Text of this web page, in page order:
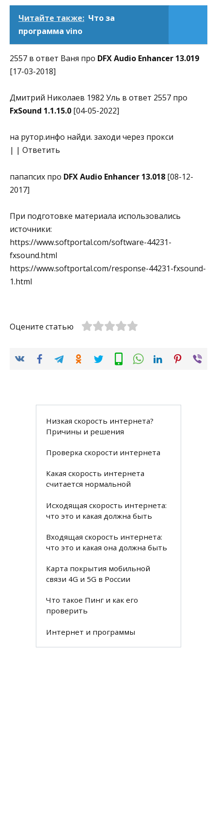
Читайте также: Что за
программа vino
2557 в ответ Ваня про DFX Audio Enhancer 13.019
[17-03-2018]
Дмитрий Николаев 1982 Уль в ответ 2557 про
FxSound 1.1.15.0 [04-05-2022]
на рутор.инфо найди. заходи через прокси
| | Ответить
папапсих про DFX Audio Enhancer 13.018 [08-12-
2017]
При подготовке материала использовались
источники:
https://www.softportal.com/software-44231-
fxsound.html
https://www.softportal.com/response-44231-fxsound-
1.html
Оцените статью
Низкая скорость интернета?
Причины и решения
Проверка скорости интернета
Какая скорость интернета
считается нормальной
Исходящая скорость интернета:
что это и какая должна быть
Входящая скорость интернета:
что это и какая она должна быть
Карта покрытия мобильной
связи 4G и 5G в России
Что такое Пинг и как его
проверить
Интернет и программы